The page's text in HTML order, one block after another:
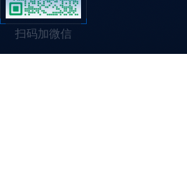
扫码加微信